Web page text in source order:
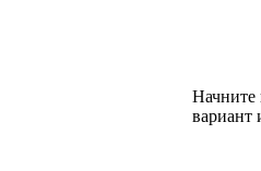
Начните
вариант